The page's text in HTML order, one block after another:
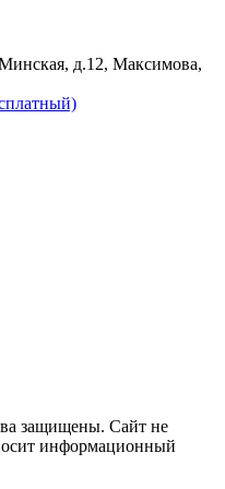
д.12, Максимова,
защищены. Сайт не
информационный